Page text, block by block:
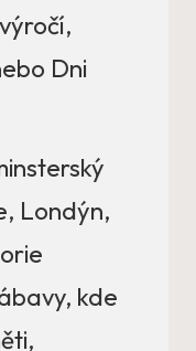
Dni
Londýn,
kde